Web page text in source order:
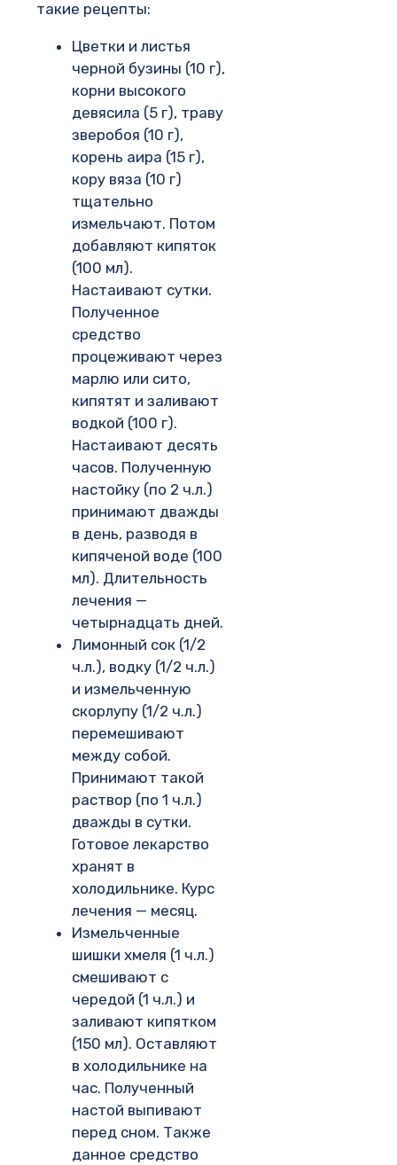
такие рецепты:
Цветки и листья
черной бузины (10 г),
корни высокого
девясила (5 г), траву
зверобоя (10 г),
корень аира (15 г),
кору вяза (10 г)
тщательно
измельчают. Потом
добавляют кипяток
(100 мл).
Настаивают сутки.
Полученное
средство
процеживают через
марлю или сито,
кипятят и заливают
водкой (100 г).
Настаивают десять
часов. Полученную
настойку (по 2 ч.л.)
принимают дважды
в день, разводя в
кипяченой воде (100
мл). Длительность
лечения —
четырнадцать дней.
Лимонный сок (1/2
ч.л.), водку (1/2 ч.л.)
и измельченную
скорлупу (1/2 ч.л.)
перемешивают
между собой.
Принимают такой
раствор (по 1 ч.л.)
дважды в сутки.
Готовое лекарство
хранят в
холодильнике. Курс
лечения — месяц.
Измельченные
шишки хмеля (1 ч.л.)
смешивают с
чередой (1 ч.л.) и
заливают кипятком
(150 мл). Оставляют
в холодильнике на
час. Полученный
настой выпивают
перед сном. Также
данное средство